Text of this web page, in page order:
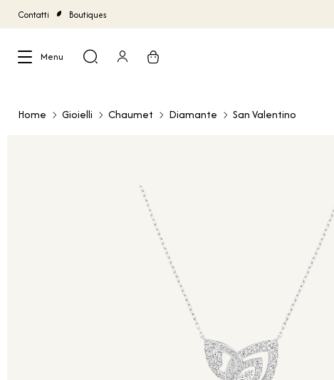
Contatti Boutiques
Menu
Home Gioielli Chaumet Diamante San Valentino